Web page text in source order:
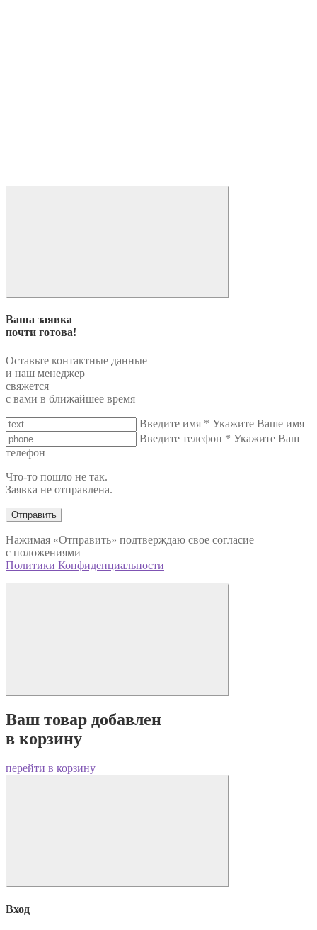
Ваша заявка
почти готова!
Оставьте контактные данные
и наш менеджер
свяжется
с вами в ближайшее время
Введите имя * Укажите Ваше имя
Введите телефон * Укажите Ваш
телефон
Что-то пошло не так.
Заявка не отправлена.
Отправить
Нажимая «Отправить» подтверждаю свое согласие
с положениями
Политики Конфиденциальности
Ваш товар добавлен
в корзину
перейти в корзину
Вход